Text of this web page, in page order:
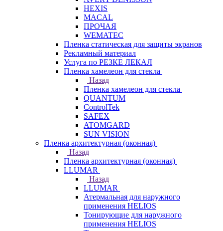
HEXIS
MACAL
ПРОЧАЯ
WEMATEC
Пленка статическая для защиты экранов
Рекламный материал
Услуга по РЕЗКЕ ЛЕКАЛ
Пленка хамелеон для стекла
Назад
Пленка хамелеон для стекла
QUANTUM
ControlTek
SAFEX
ATOMGARD
SUN VISION
Пленка архитектурная (оконная)
Назад
Пленка архитектурная (оконная)
LLUMAR
Назад
LLUMAR
Атермальная для наружного
применения HELIOS
Тонирующие для наружного
применения HELIOS